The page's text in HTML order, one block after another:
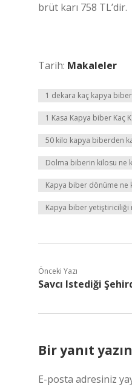
brüt karı 758 TL’dir.
Tarih: Makaleler
1 dekara kaç kapya
1 Kasa Kapya biber Kaç
50 kilo kapya biberden
Dolma biberin kilosu ne
Kapya biber dönüme ne
Kapya biber yetiştiriciliği
Önceki Yazı
Savcı Istediği
Bir yanıt yazın
E-posta adresiniz